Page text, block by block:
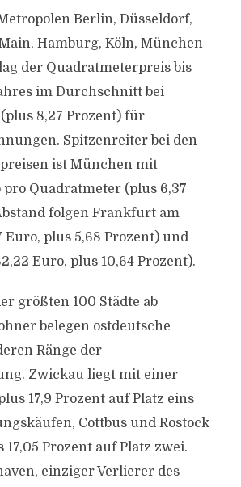
Berlin, Düsseldorf,
Hamburg, Köln, München
der Quadratmeterpreis bis
im Durchschnitt bei
8,27 Prozent) für
Spitzenreiter bei den
ist München mit
pro Quadratmeter (plus 6,37
folgen Frankfurt am
Euro, plus 5,68 Prozent) und
Euro, plus 10,64 Prozent).
größten 100 Städte ab
belegen ostdeutsche
Ränge der
Zwickau liegt mit einer
17,9 Prozent auf Platz eins
Cottbus und Rostock
Prozent auf Platz zwei.
einziger Verlierer des